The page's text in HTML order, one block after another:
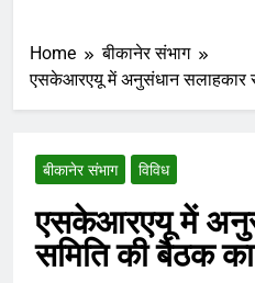
Home
बीकानेर संभाग
एसकेआरएयू में अनुसंधान सलाहकार
बीकानेर संभाग विविध
एसकेआरएयू में
समिति की बैठक